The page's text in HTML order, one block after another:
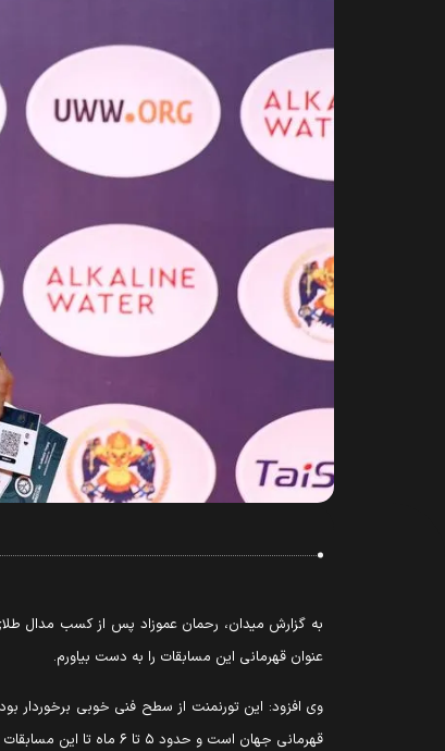
به گزارش میدان، رحمان عموزاد پس از کسب مدال
عنوان قهرمانی این مسابقات را به دست بیاورم.
وی افزود: این تورنمنت از سطح فنی خوبی برخوردار
قهرمانی جهان است و حدود ۵ تا ۶ ماه تا این مسابقات فرصت داریم. تمام تلاشم را به کار می‌گیرم تا با آمادگی کامل در مسابقات جهانی حاضر شوم و بهترین عملکرد را به نمایش بگذارم.